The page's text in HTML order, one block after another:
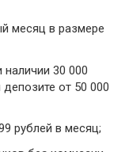
месяц в размере
30 000
от 50 000
рублей в месяц;